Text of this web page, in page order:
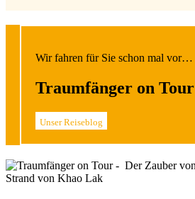
Wir fahren für Sie schon mal vor…
Traumfänger on Tour
Unser Reiseblog